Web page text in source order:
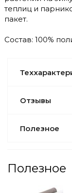
теплиц и
пакет.
Состав: 100%
Отзывы
Полезное
Полезное